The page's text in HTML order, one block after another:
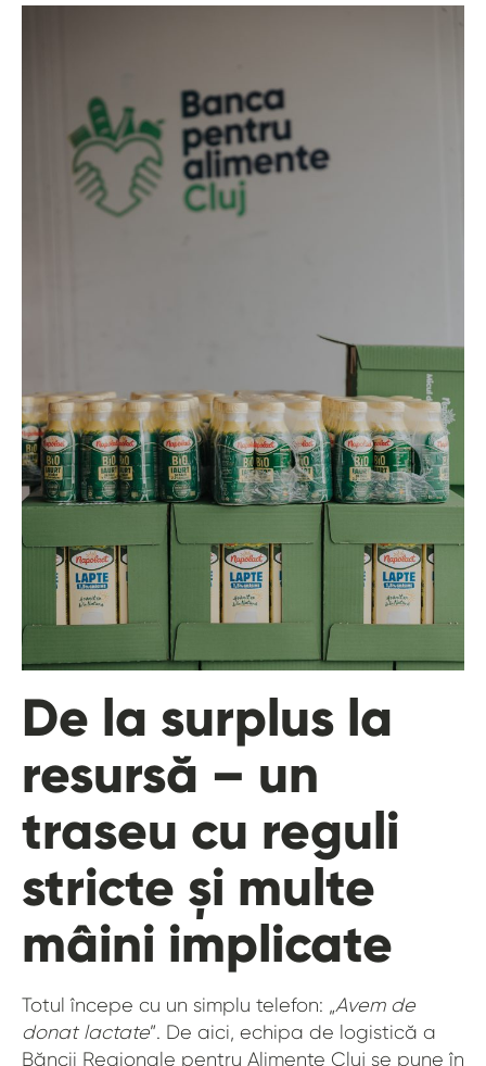
De la surplus la
resursă – un
traseu cu reguli
stricte și multe
mâini implicate
Totul începe cu un simplu telefon: „Avem de
donat lactate”. De aici, echipa de logistică a
Băncii Regionale pentru Alimente Cluj se pune în